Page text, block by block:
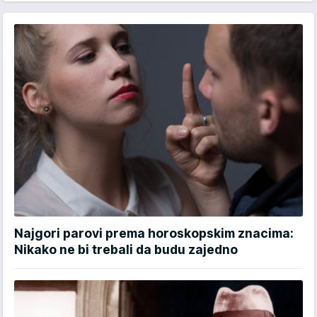
Najgori parovi prema horoskopskim znacima:
Nikako ne bi trebali da budu zajedno